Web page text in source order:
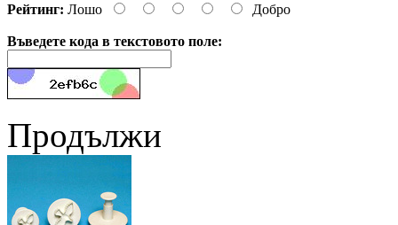
Рейтинг: Лошо Добро
Въведете кода в текстовото поле:
Продължи